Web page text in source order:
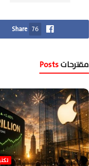
Share 76
مقترحات